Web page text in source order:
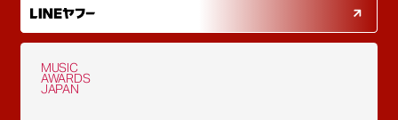
MUSIC
AWARDS
JAPAN